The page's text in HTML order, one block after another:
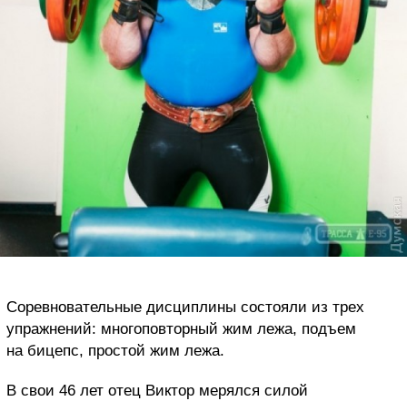
Соревновательные дисциплины состояли из трех
упражнений: многоповторный жим лежа, подъем
на бицепс, простой жим лежа.
В свои 46 лет отец Виктор мерялся силой